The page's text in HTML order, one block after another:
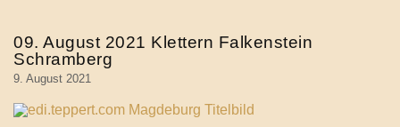
09. August 2021 Klettern Falkenstein
Schramberg
9. August 2021